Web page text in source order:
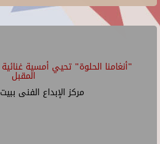
"أنغامنا الحلوة" تحيي أمسية
المقبل
مركز الإبداع الفنى